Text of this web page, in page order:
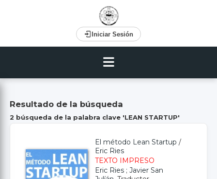
Iniciar Sesión
Resultado de la búsqueda
2 búsqueda de la palabra clave 'LEAN STARTUP'
El método Lean Startup /
Eric Ries
TEXTO IMPRESO
Eric Ries ; Javier San